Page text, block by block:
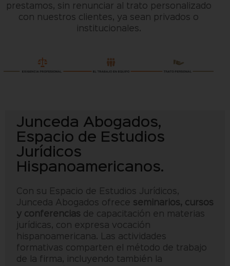
prestamos, sin renunciar al trato personalizado
con nuestros clientes, ya sean privados o
institucionales.
Junceda Abogados,
Espacio de Estudios
Jurídicos
Hispanoamericanos.
Con su Espacio de Estudios Jurídicos,
Junceda Abogados ofrece seminarios, cursos
y conferencias de capacitación en materias
jurídicas, con expresa vocación
hispanoamericana. Las actividades
formativas comparten el método de trabajo
de la firma, incluyendo también la